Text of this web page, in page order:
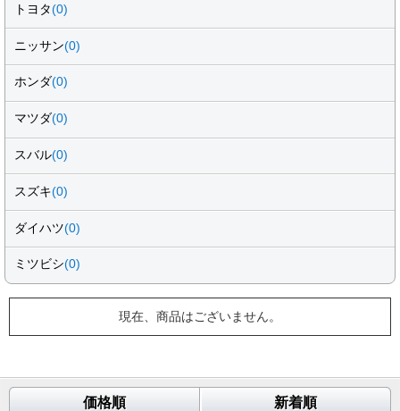
トヨタ(0)
ニッサン(0)
ホンダ(0)
マツダ(0)
スバル(0)
スズキ(0)
ダイハツ(0)
ミツビシ(0)
現在、商品はございません。
価格順 新着順